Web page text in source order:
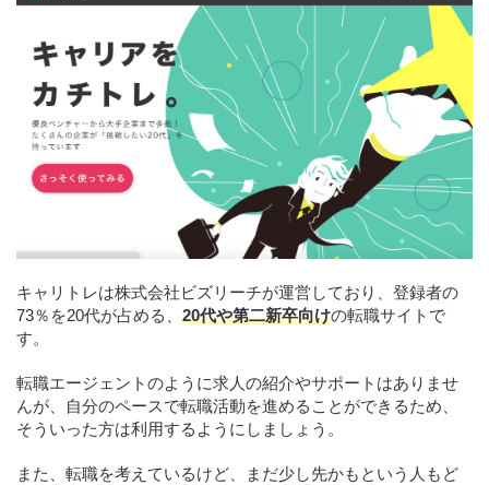
キャリトレは株式会社ビズリーチが運営しており、登録者の
73％を20代が占める、 20代や第二新卒向けの転職サイトで
す。
転職エージェントのように求人の紹介やサポートはありませ
んが、自分のペースで転職活動を進めることができるため、
そういった方は利用するようにしましょう。
また、転職を考えているけど、まだ少し先かもという人もど